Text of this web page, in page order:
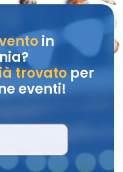
in
trovatoper
eventi!